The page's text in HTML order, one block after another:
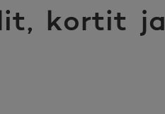
kortit ja